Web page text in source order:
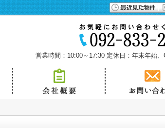
営業時間：10:00～17:30 定休日：年末年始、